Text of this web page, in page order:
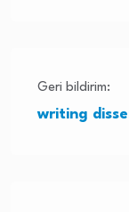
Geri bildirim:
writing